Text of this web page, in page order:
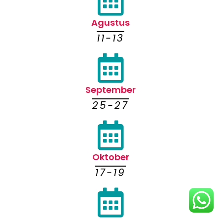
Agustus
11-13
September
25-27
Oktober
17-19